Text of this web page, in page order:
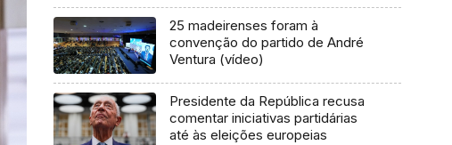
25 madeirenses foram à
convenção do partido de André
Ventura (vídeo)
Presidente da República recusa
comentar iniciativas partidárias
até às eleições europeias